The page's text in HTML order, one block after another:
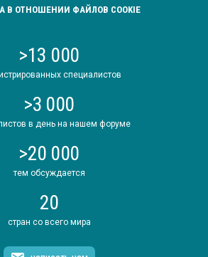
В ОТНОШЕНИИ ФАЙЛОВ COOKIE
>13 000
специалистов
>3 000
в день на нашем форуме
>20 000
тем обсуждается
20
стран со всего мира